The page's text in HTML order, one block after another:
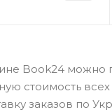
Book24
стоимость
заказов по